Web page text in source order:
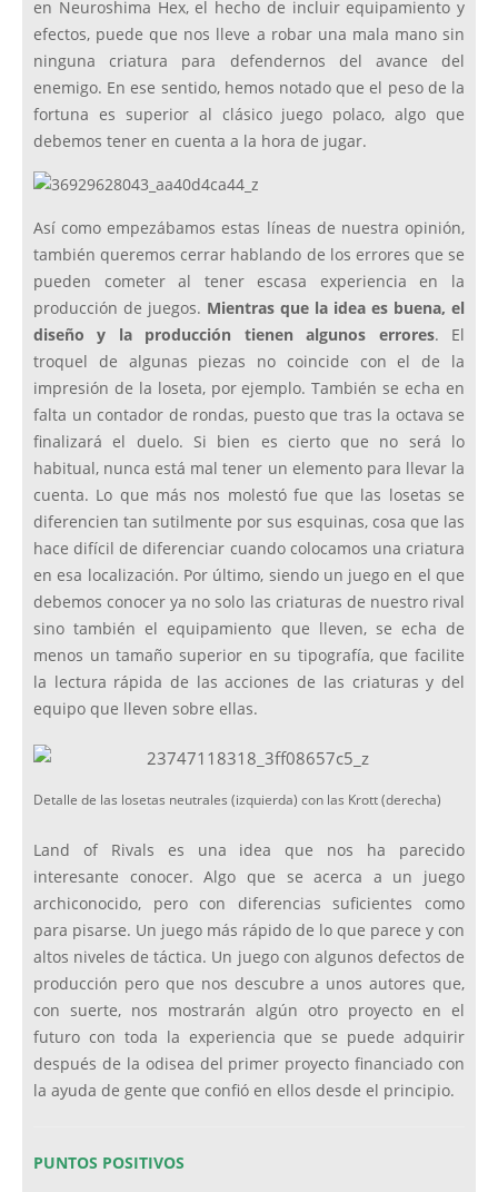
en Neuroshima Hex, el hecho de incluir equipamiento y
efectos, puede que nos lleve a robar una mala mano sin
ninguna criatura para defendernos del avance del
enemigo. En ese sentido, hemos notado que el peso de la
fortuna es superior al clásico juego polaco, algo que
debemos tener en cuenta a la hora de jugar.
Así como empezábamos estas líneas de nuestra opinión,
también queremos cerrar hablando de los errores que se
pueden cometer al tener escasa experiencia en la
producción de juegos. Mientras que la idea es buena, el
diseño y la producción tienen algunos errores. El
troquel de algunas piezas no coincide con el de la
impresión de la loseta, por ejemplo. También se echa en
falta un contador de rondas, puesto que tras la octava se
finalizará el duelo. Si bien es cierto que no será lo
habitual, nunca está mal tener un elemento para llevar la
cuenta. Lo que más nos molestó fue que las losetas se
diferencien tan sutilmente por sus esquinas, cosa que las
hace difícil de diferenciar cuando colocamos una criatura
en esa localización. Por último, siendo un juego en el que
debemos conocer ya no solo las criaturas de nuestro rival
sino también el equipamiento que lleven, se echa de
menos un tamaño superior en su tipografía, que facilite
la lectura rápida de las acciones de las criaturas y del
equipo que lleven sobre ellas.
Detalle de las losetas neutrales (izquierda) con las Krott (derecha)
Land of Rivals es una idea que nos ha parecido
interesante conocer. Algo que se acerca a un juego
archiconocido, pero con diferencias suficientes como
para pisarse. Un juego más rápido de lo que parece y con
altos niveles de táctica. Un juego con algunos defectos de
producción pero que nos descubre a unos autores que,
con suerte, nos mostrarán algún otro proyecto en el
futuro con toda la experiencia que se puede adquirir
después de la odisea del primer proyecto financiado con
la ayuda de gente que confió en ellos desde el principio.
PUNTOS POSITIVOS